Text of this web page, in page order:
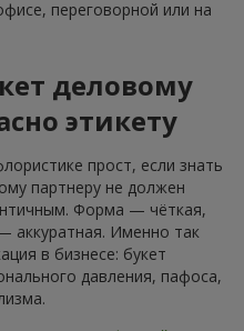
переговорной или на
деловому
этикету
прост, если знать
партнеру не должен
Форма — чёткая,
Именно так
в бизнесе: букет
давления, пафоса,